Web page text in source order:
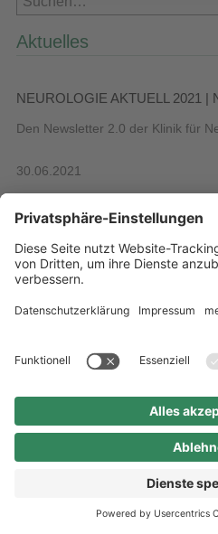
Aktuelles
NEUROLOGIE AKTUELL 2021 |
Den Newsletter 2.0 der Klinik für
30.06.2021
Alle Nachrichten
Barrierefreiheit